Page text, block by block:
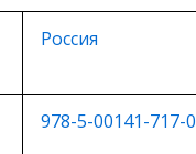
Россия
978-5-00141-717-0